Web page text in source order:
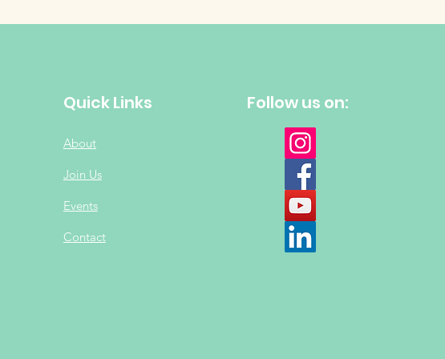
Quick Links
About
Join Us
Events
Contact
Follow us on: